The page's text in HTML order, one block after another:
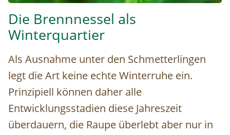
Brennnessel © Alex Papis
Die Brennnessel als
Winterquartier
Als Ausnahme unter den Schmetterlingen
legt die Art keine echte Winterruhe ein.
Prinzipiell können daher alle
Entwicklungsstadien diese Jahreszeit
überdauern, die Raupe überlebt aber nur in